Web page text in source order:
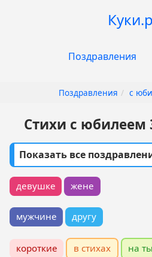
ОсновнаяПоздравления
Поздравления с
Стихи с юбилеем
Показать все
девушке жене
мужчине другу
короткие в стихах на ты